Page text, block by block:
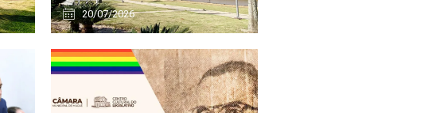
20/07/2026